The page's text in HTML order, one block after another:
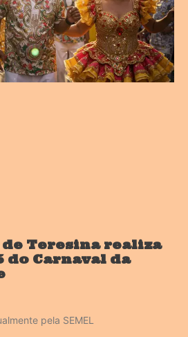
Teresina realiza
do Carnaval da
pela SEMEL